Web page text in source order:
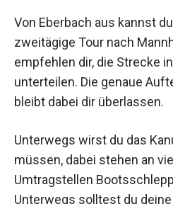
Von Eberbach aus kannst
zweitägige Tour nach
empfehlen dir, die Strecke
unterteilen. Die genaue
bleibt dabei dir überlassen.
Unterwegs wirst du das
müssen, dabei stehen an
Umtragstellen
Unterwegs solltest du